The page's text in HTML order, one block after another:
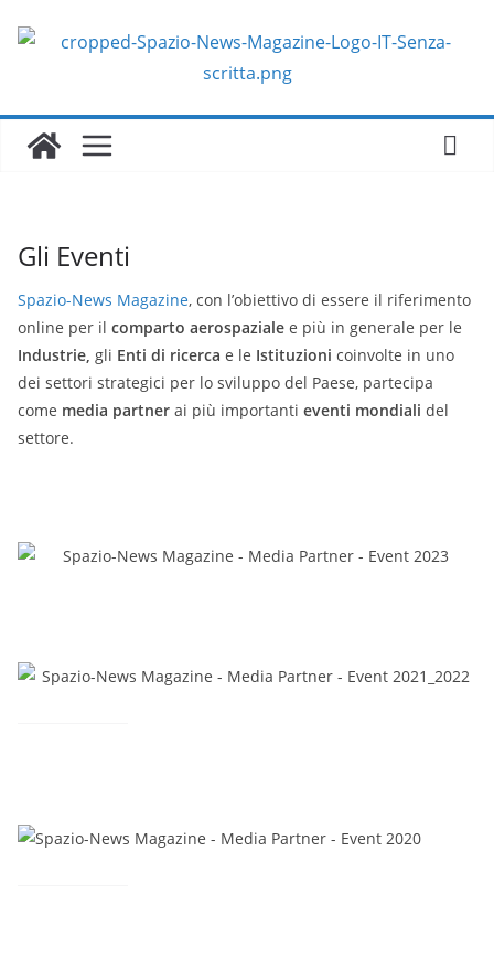
Gli Eventi
Spazio-News Magazine, con l’obiettivo di essere il riferimento
online per il comparto aerospaziale e più in generale per le
Industrie, gli Enti di ricerca e le Istituzioni coinvolte in uno
dei settori strategici per lo sviluppo del Paese, partecipa
come media partner ai più importanti eventi mondiali del
settore.